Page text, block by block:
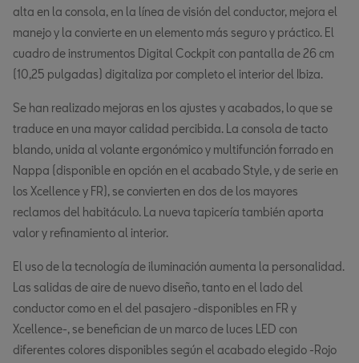
alta en la consola, en la línea de visión del conductor, mejora el
manejo y la convierte en un elemento más seguro y práctico. El
cuadro de instrumentos Digital Cockpit con pantalla de 26 cm
(10,25 pulgadas) digitaliza por completo el interior del Ibiza.
Se han realizado mejoras en los ajustes y acabados, lo que se
traduce en una mayor calidad percibida. La consola de tacto
blando, unida al volante ergonómico y multifunción forrado en
Nappa (disponible en opción en el acabado Style, y de serie en
los Xcellence y FR), se convierten en dos de los mayores
reclamos del habitáculo. La nueva tapicería también aporta
valor y refinamiento al interior.
El uso de la tecnología de iluminación aumenta la personalidad.
Las salidas de aire de nuevo diseño, tanto en el lado del
conductor como en el del pasajero -disponibles en FR y
Xcellence-, se benefician de un marco de luces LED con
diferentes colores disponibles según el acabado elegido -Rojo